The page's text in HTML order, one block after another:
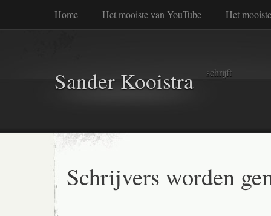
Home Het mooiste van YouTube Het
Sander Kooistra schrijft
Schrijvers worden